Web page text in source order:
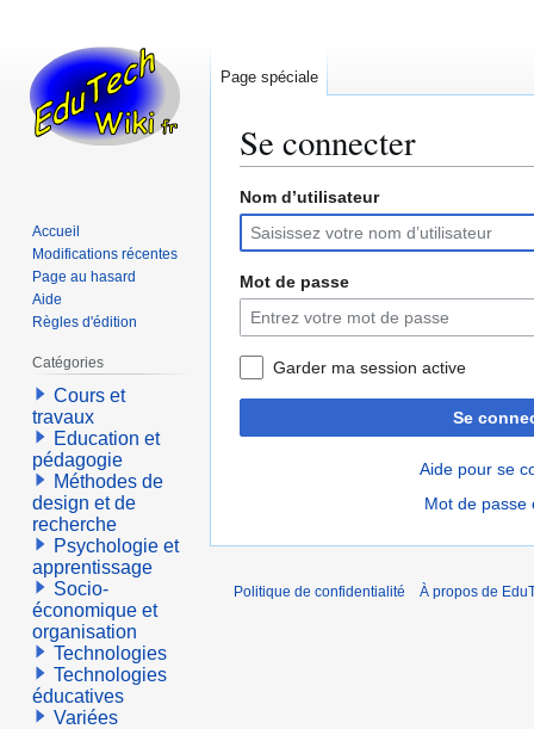
Se connecter
Aller
la
navigation
Aller
la
recherche
Nom d’utilisateur
Mot de passe
Garder ma session active
Se
Aide pour se
Mot de passe
Page spéciale
Accueil
Modifications récentes
Page au hasard
Aide
Règles d'édition
Catégories
Cours et
travaux
Education et
pédagogie
Méthodes de
design et de
recherche
Psychologie et
apprentissage
Socio-
économique et
organisation
Technologies
Technologies
éducatives
Variées
Politique de confidentialité À propos de